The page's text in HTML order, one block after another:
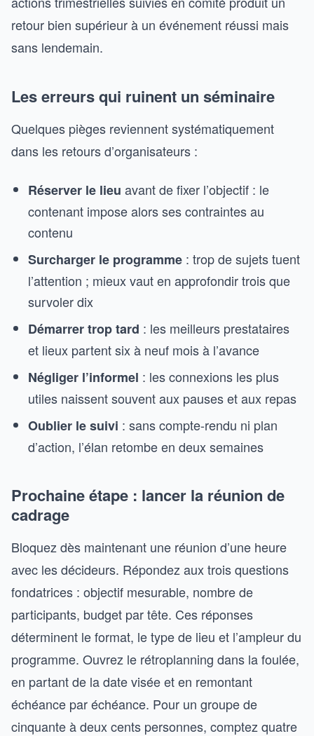
retour bien supérieur à un événement réussi mais
sans lendemain.
Les erreurs qui ruinent un séminaire
Quelques pièges reviennent systématiquement
dans les retours d’organisateurs :
Réserver le lieu avant de fixer l’objectif : le
contenant impose alors ses contraintes au
contenu
Surcharger le programme : trop de sujets tuent
l’attention ; mieux vaut en approfondir trois que
survoler dix
Démarrer trop tard : les meilleurs prestataires
et lieux partent six à neuf mois à l’avance
Négliger l’informel : les connexions les plus
utiles naissent souvent aux pauses et aux repas
Oublier le suivi : sans compte-rendu ni plan
d’action, l’élan retombe en deux semaines
Prochaine étape : lancer la réunion de
cadrage
Bloquez dès maintenant une réunion d’une heure
avec les décideurs. Répondez aux trois questions
fondatrices : objectif mesurable, nombre de
participants, budget par tête. Ces réponses
déterminent le format, le type de lieu et l’ampleur du
programme. Ouvrez le rétroplanning dans la foulée,
en partant de la date visée et en remontant
échéance par échéance. Pour un groupe de
cinquante à deux cents personnes, comptez quatre